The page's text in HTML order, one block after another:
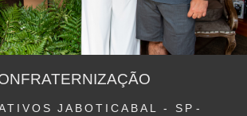
JABOTICABAL - SP